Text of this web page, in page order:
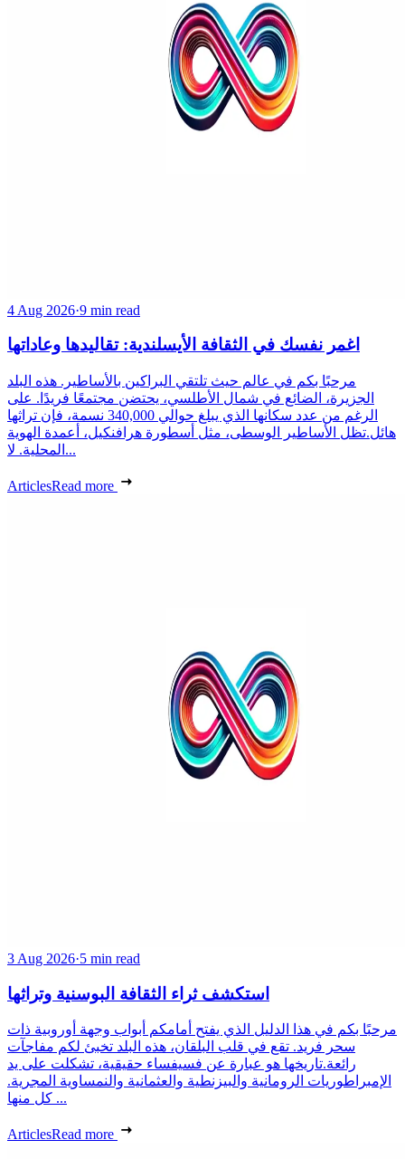
4 Aug 2026·9 min read
اغمر نفسك في الثقافة الأيسلندية: تقاليدها وعاداتها
مرحبًا بكم في عالم حيث تلتقي البراكين بالأساطير. هذه البلد
الجزيرة، الضائع في شمال الأطلسي، يحتضن مجتمعًا فريدًا. على
الرغم من عدد سكانها الذي يبلغ حوالي 340,000 نسمة، فإن تراثها
هائل.تظل الأساطير الوسطى، مثل أسطورة هرافنكيل، أعمدة الهوية
المحلية. لا...
ArticlesRead more
3 Aug 2026·5 min read
استكشف ثراء الثقافة البوسنية وتراثها
مرحبًا بكم في هذا الدليل الذي يفتح أمامكم أبواب وجهة أوروبية ذات
سحر فريد. تقع في قلب البلقان، هذه البلد تخبئ لكم مفاجآت
رائعة.تاريخها هو عبارة عن فسيفساء حقيقية، تشكلت على يد
الإمبراطوريات الرومانية والبيزنطية والعثمانية والنمساوية المجرية.
كل منها ...
ArticlesRead more